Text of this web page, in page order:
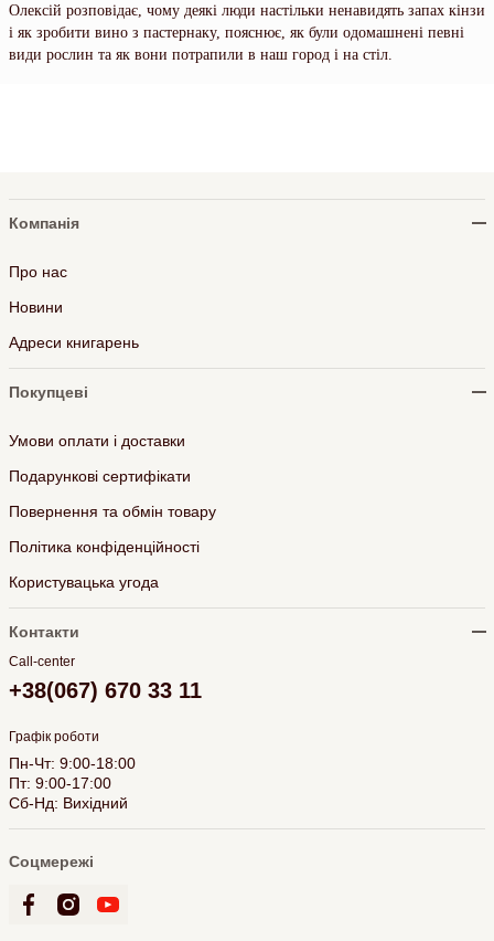
Олексій розповідає, чому деякі люди настільки ненавидять запах кінзи
і як зробити вино з пастернаку, пояснює, як були одомашнені певні
види рослин та як вони потрапили в наш город і на стіл.
Компанія
Про нас
Новини
Адреси книгарень
Покупцеві
Умови оплати і доставки
Подарункові сертифікати
Повернення та обмін товару
Політика конфіденційності
Користувацька угода
Контакти
Call-center
+38(067) 670 33 11
Графік роботи
Пн-Чт: 9:00-18:00
Пт: 9:00-17:00
Сб-Нд: Вихідний
Соцмережі